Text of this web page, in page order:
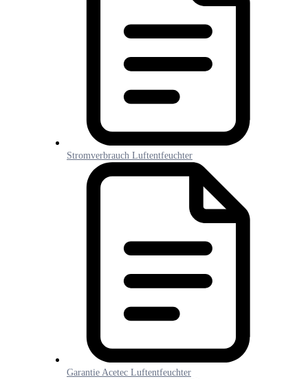
Stromverbrauch Luftentfeuchter
Garantie Acetec Luftentfeuchter